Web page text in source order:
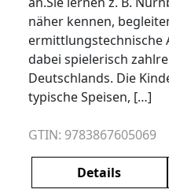
näher kennen,
ermittlungstechnische
dabei spielerisch
Deutschlands. Die
typische Speisen, […]
GTIN: 9783867605069
Details